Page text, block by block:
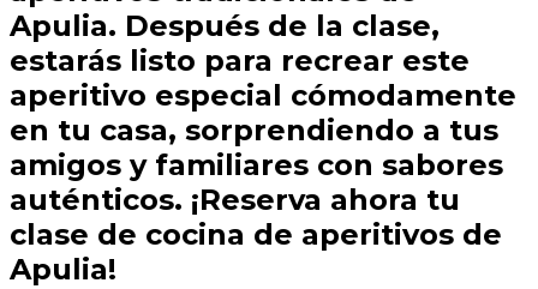
Apulia. Después de la clase,
estarás listo para recrear este
aperitivo especial cómodamente
en tu casa, sorprendiendo a tus
amigos y familiares con sabores
auténticos. ¡Reserva ahora tu
clase de cocina de aperitivos de
Apulia!